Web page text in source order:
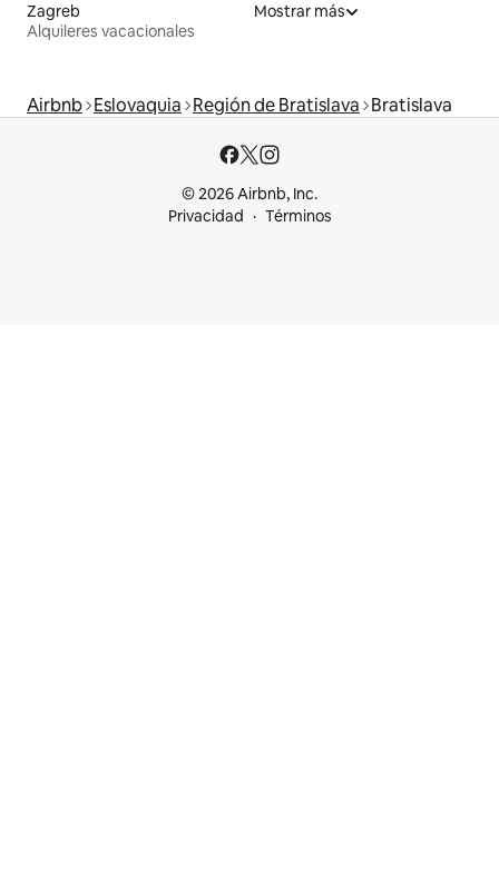
Zagreb
Alquileres vacacionales
Mostrar más
Airbnb Eslovaquia Región de Bratislava Bratislava
© 2026 Airbnb, Inc.
Privacidad
Términos